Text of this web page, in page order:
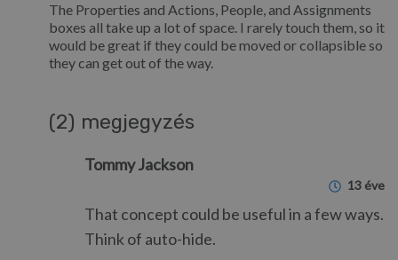
The Properties and Actions, People, and Assignments
boxes all take up a lot of space. I rarely touch them, so it
would be great if they could be moved or collapsible so
they can get out of the way.
(2) megjegyzés
Tommy Jackson
13 éve
That concept could be useful in a few ways.
Think of auto-hide.